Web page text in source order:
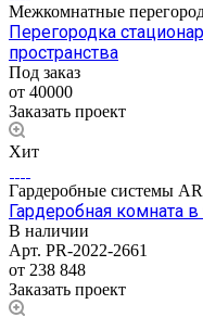
Межкомнатные
Перегородка
пространства
Под заказ
от 40000
Заказать проект
Хит
Гардеробные системы
Гардеробная комната
В наличии
Арт. PR-2022-2661
от 238 848
Заказать проект